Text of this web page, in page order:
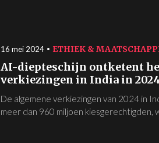
16 mei 2024 ETHIEK &
AI-diepteschijn ontketent
verkiezingen in India in
De algemene verkiezingen van 2024 in
meer dan 960 miljoen kiesgerechtigden,